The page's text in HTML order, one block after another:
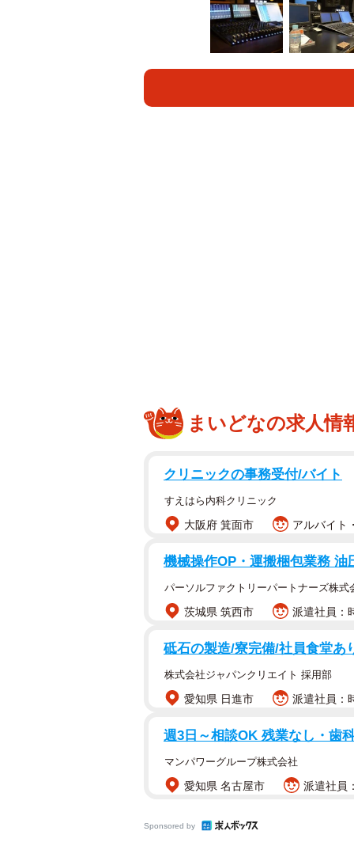
まいどなの求人情
クリニックの事務受付/バイト
すえはら内科クリニック
大阪府 箕面市 アルバイト
機械操作OP・運搬梱包業務
パーソルファクトリーパートナーズ株式
茨城県 筑西市 派遣社員：
砥石の製造/寮完備/社員食堂あ
株式会社ジャパンクリエイト 採用部
愛知県 日進市 派遣社員：
週3日～相談OK 残業なし・歯
マンパワーグループ株式会社
愛知県 名古屋市 派遣社員
Sponsored by